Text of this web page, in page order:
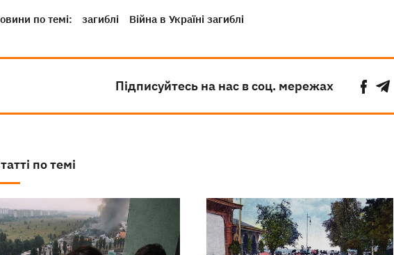
по темі: загиблі Війна в Україні загиблі
Підписуйтесь на нас в соц. мережах
по темі